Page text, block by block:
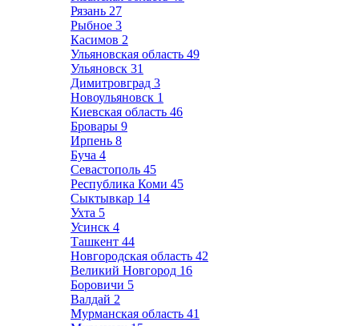
Рязань 27
Рыбное 3
Касимов 2
Ульяновская область 49
Ульяновск 31
Димитровград 3
Новоульяновск 1
Киевская область 46
Бровары 9
Ирпень 8
Буча 4
Севастополь 45
Республика Коми 45
Сыктывкар 14
Ухта 5
Усинск 4
Ташкент 44
Новгородская область 42
Великий Новгород 16
Боровичи 5
Валдай 2
Мурманская область 41